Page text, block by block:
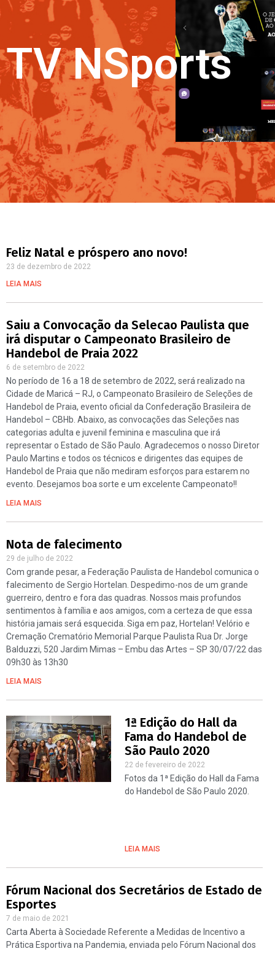
TV NSports
Feliz Natal e próspero ano novo!
23 de dezembro de 2022
LEIA MAIS
Saiu a Convocação da Selecao Paulista que
irá disputar o Campeonato Brasileiro de
Handebol de Praia 2022
6 de setembro de 2022
No período de 16 a 18 de setembro de 2022, será realizado na
Cidade de Maricá – RJ, o Campeonato Brasileiro de Seleções de
Handebol de Praia, evento oficial da Confederação Brasileira de
Handebol – CBHb. Abaixo, as convocações das Seleções nas
categorias adulta e juvenil feminina e masculina que irá
representar o Estado de São Paulo. Agradecemos o nosso Diretor
Paulo Martins e todos os técnicos e dirigentes das equipes de
Handebol de Praia que não mediram esforços para estarem no
evento. Desejamos boa sorte e um excelente Campeonato!!
LEIA MAIS
Nota de falecimento
29 de julho de 2022
Com grande pesar, a Federação Paulista de Handebol comunica o
falecimento de Sergio Hortelan. Despedimo-nos de um grande
guerreiro, dentro e fora das quadras. Nossos mais profundos
sentimentos à família e aos amigos, com a certeza de que essa
história jamais será esquecida. Siga em paz, Hortelan! Velório e
Cremação Crematório Memorial Parque Paulista Rua Dr. Jorge
Balduzzi, 520 Jardim Mimas – Embu das Artes – SP 30/07/22 das
09h30 às 13h30
LEIA MAIS
1ª Edição do Hall da
Fama do Handebol de
São Paulo 2020
22 de fevereiro de 2022
Fotos da 1ª Edição do Hall da Fama
do Handebol de São Paulo 2020.
LEIA MAIS
Fórum Nacional dos Secretários de Estado de
Esportes
7 de maio de 2021
Carta Aberta à Sociedade Referente a Medidas de Incentivo a
Prática Esportiva na Pandemia, enviada pelo Fórum Nacional dos